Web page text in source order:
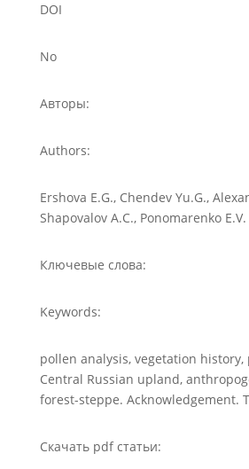
DOI
No
Авторы:
Authors:
Ershova E.G., Chendev Yu.G.,
Shapovalov A.C., Ponomarenko E.V.
Ключевые слова:
Keywords:
pollen analysis, vegetation history,
Central Russian upland,
forest-steppe. Acknowledgement.
Скачать pdf статьи: